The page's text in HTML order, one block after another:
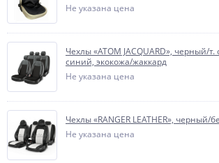
Не указана цена
Чехлы «ATOM JACQUARD», черный/
синий, экокожа/жаккард
Не указана цена
Чехлы «RANGER LEATHER», черный/
Не указана цена